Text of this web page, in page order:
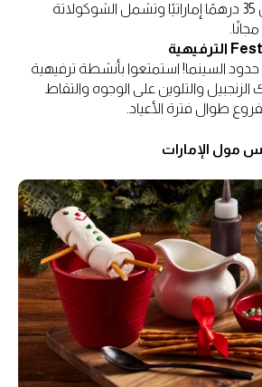
تذاكركم بأسعار تبدأ من 35 درهمًا إماراتيًا وتشمل الشوكولاتة
حدود السينما! استمتعوا بأنشطة ترفيهية
والتلوين على الوجوه والتقاط
طوال فترة الأعياد.
مول الإمارات